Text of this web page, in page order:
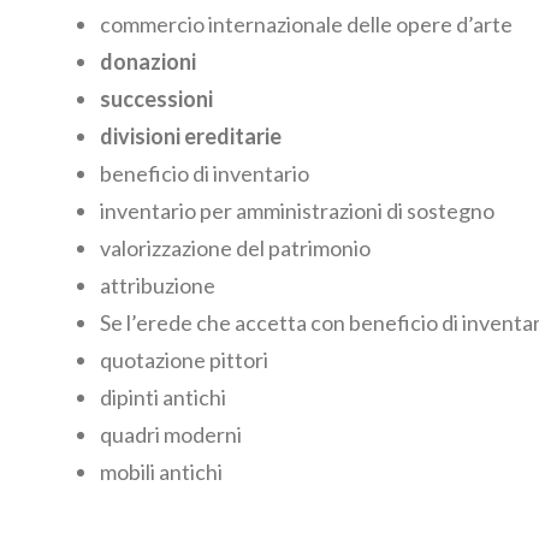
commercio internazionale delle opere d’arte
donazioni
successioni
divisioni ereditarie
beneficio di inventario
inventario per amministrazioni di sostegno
valorizzazione del patrimonio
attribuzione
Se l’erede che accetta con beneficio di
quotazione pittori
dipinti antichi
quadri moderni
mobili antichi